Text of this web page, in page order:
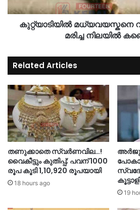
കുറ്റ്യാടിയിൽ മധ്യവയസ്കനെ
മരിച്ച നിലയിൽ
Related Articles
തണുക്കാതെ സ്വർണവില…!
വൈകീട്ടും കുതിപ്പ്; പവന് 1000
രൂപ കൂടി 1,10,920 രൂപയായി
18 hours ago
19